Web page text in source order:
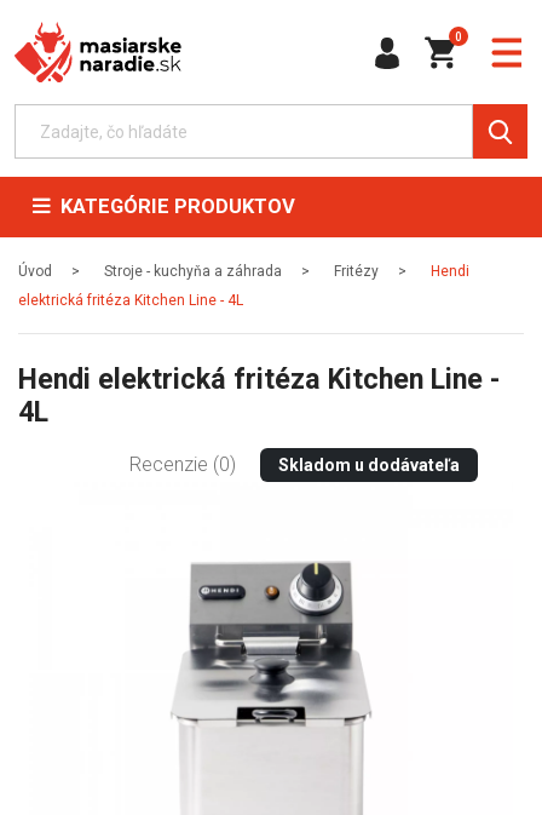
0
KATEGÓRIE PRODUKTOV
Úvod Stroje - kuchyňa a záhrada Fritézy
Hendi
elektrická fritéza Kitchen Line - 4L
Hendi elektrická fritéza Kitchen Line -
4L
Recenzie (0) Skladom u dodávateľa